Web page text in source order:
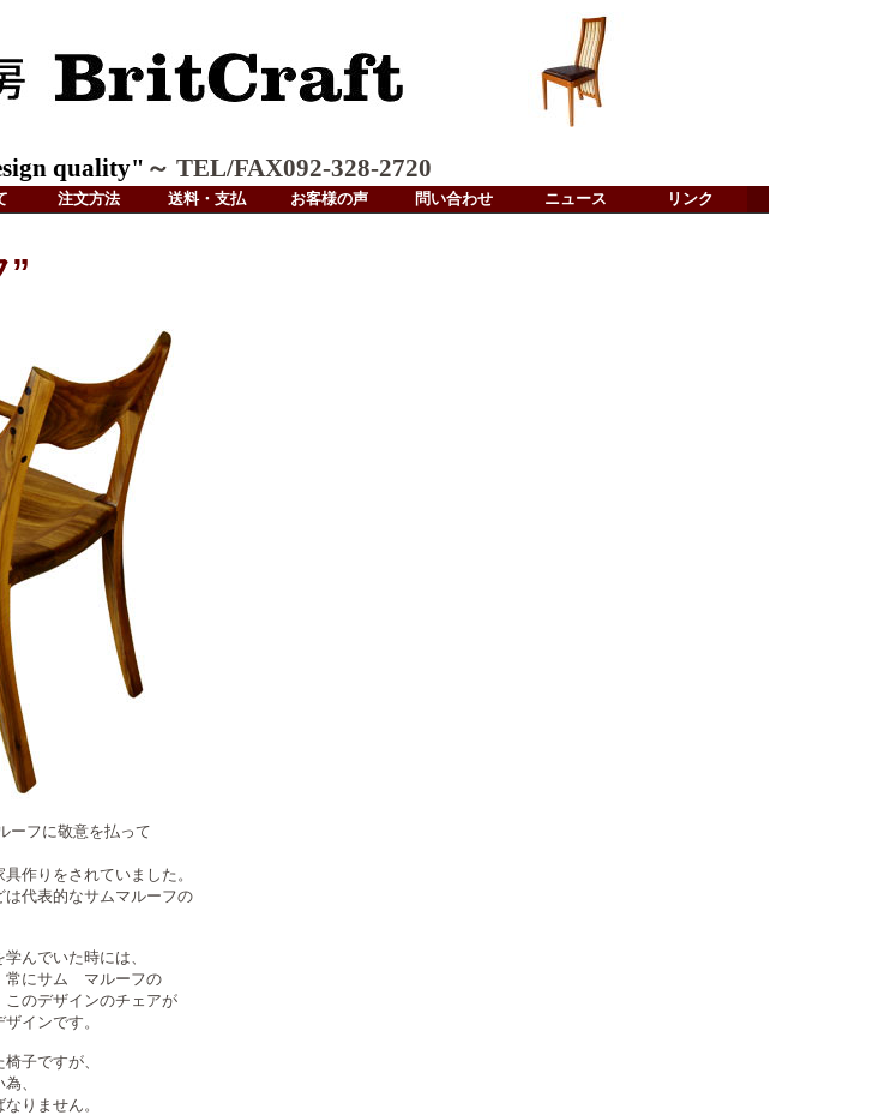
quality" ～ TEL/FAX092-328-2720
注文方法 送料・支払 お客様の声 問い合わせ ニュース リンク
”
ーフに敬意を払って
作りをされていました。
代表的なサムマルーフの
んでいた時には、
常にサム マルーフの
のデザインのチェアが
インです。
子ですが、
、
りません。